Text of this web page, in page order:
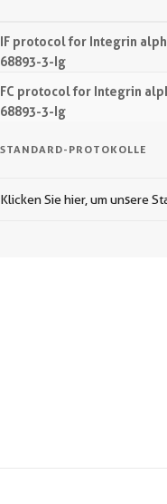
IF protocol for Integrin
68893-3-Ig
FC protocol for Integrin
68893-3-Ig
STANDARD-PROTOKOLLE
Klicken Sie hier, um unsere